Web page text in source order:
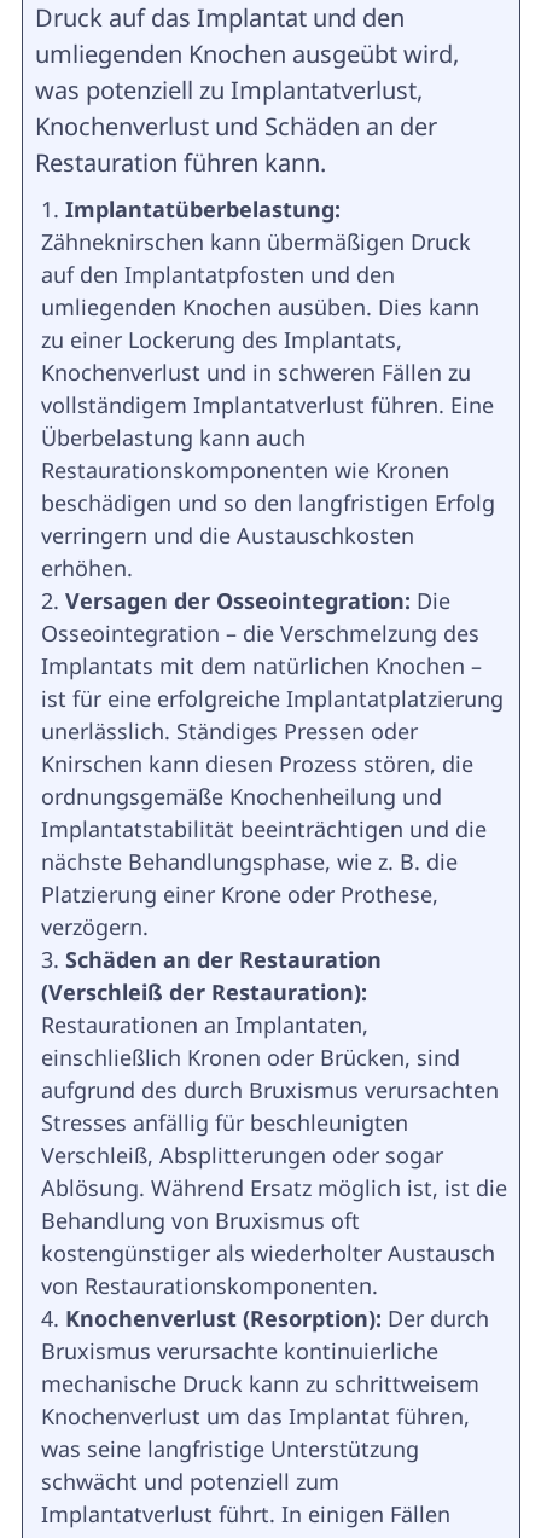
Druck auf das Implantat und den
umliegenden Knochen ausgeübt wird,
was potenziell zu Implantatverlust,
Knochenverlust und Schäden an der
Restauration führen kann.
Implantatüberbelastung:
Zähneknirschen kann übermäßigen Druck
auf den Implantatpfosten und den
umliegenden Knochen ausüben. Dies kann
zu einer Lockerung des Implantats,
Knochenverlust und in schweren Fällen zu
vollständigem Implantatverlust führen. Eine
Überbelastung kann auch
Restaurationskomponenten wie Kronen
beschädigen und so den langfristigen Erfolg
verringern und die Austauschkosten
erhöhen.
Versagen der Osseointegration: Die
Osseointegration – die Verschmelzung des
Implantats mit dem natürlichen Knochen –
ist für eine erfolgreiche Implantatplatzierung
unerlässlich. Ständiges Pressen oder
Knirschen kann diesen Prozess stören, die
ordnungsgemäße Knochenheilung und
Implantatstabilität beeinträchtigen und die
nächste Behandlungsphase, wie z. B. die
Platzierung einer Krone oder Prothese,
verzögern.
Schäden an der Restauration
(Verschleiß der Restauration):
Restaurationen an Implantaten,
einschließlich Kronen oder Brücken, sind
aufgrund des durch Bruxismus verursachten
Stresses anfällig für beschleunigten
Verschleiß, Absplitterungen oder sogar
Ablösung. Während Ersatz möglich ist, ist die
Behandlung von Bruxismus oft
kostengünstiger als wiederholter Austausch
von Restaurationskomponenten.
Knochenverlust (Resorption): Der durch
Bruxismus verursachte kontinuierliche
mechanische Druck kann zu schrittweisem
Knochenverlust um das Implantat führen,
was seine langfristige Unterstützung
schwächt und potenziell zum
Implantatverlust führt. In einigen Fällen